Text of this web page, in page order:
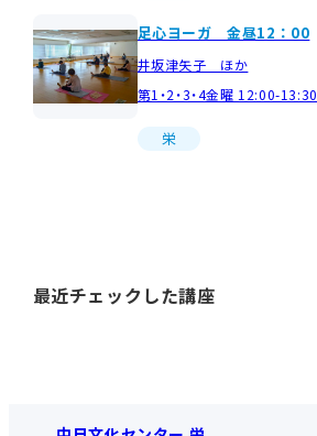
足心ヨーガ 金昼12：00
井坂津矢子 ほか
第1・2・3・4金曜 12:00-13:30
栄
最近チェックした講座